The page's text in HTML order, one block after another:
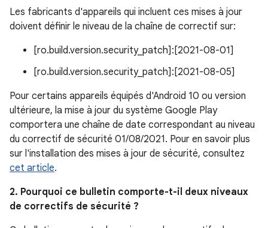
Les fabricants d'appareils qui incluent ces mises à jour
doivent définir le niveau de la chaîne de correctif sur:
[ro.build.version.security_patch]:[2021-08-01]
[ro.build.version.security_patch]:[2021-08-05]
Pour certains appareils équipés d'Android 10 ou version
ultérieure, la mise à jour du système Google Play
comportera une chaîne de date correspondant au niveau
du correctif de sécurité 01/08/2021. Pour en savoir plus
sur l'installation des mises à jour de sécurité, consultez
cet article.
2. Pourquoi ce bulletin comporte-t-il deux niveaux
de correctifs de sécurité ?